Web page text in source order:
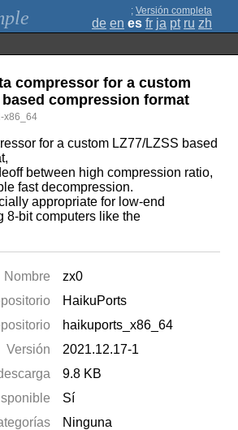
; Versión completa
de en es fr ja pt ru zh
compressor for a custom
based compression format
x86_64
for a custom LZ77/LZSS based
between high compression ratio,
fast decompression.
appropriate for low-end
8-bit computers like the
Nombre
zx0
HaikuPorts
haikuports_x86_64
Versión
2021.12.17-1
9.8 KB
Sí
Ninguna